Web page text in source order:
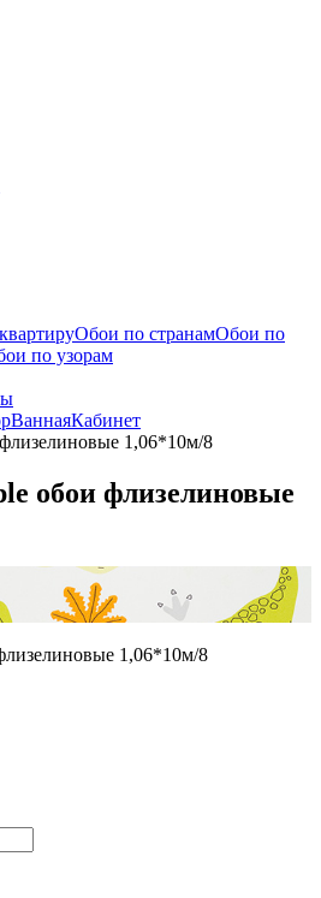
Обои по странамОбои по
по узорам
ВаннаяКабинет
1,06*10м/8
обои флизелиновые
1,06*10м/8